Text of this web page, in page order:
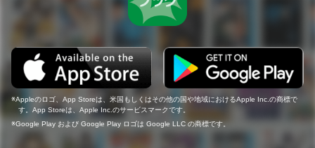
Appleのロゴ、App Storeは、米国もしくはその他の国や地域におけるApple Inc.の商標で
す。App Storeは、Apple Inc.のサービスマークです。
Google Play および Google Play ロゴは Google LLC の商標です。